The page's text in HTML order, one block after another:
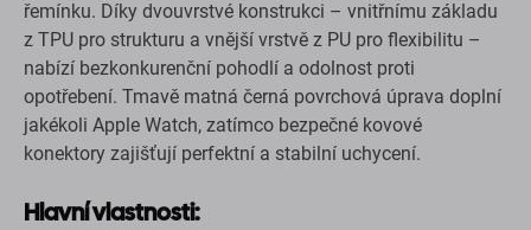
řemínku. Díky dvouvrstvé konstrukci – vnitřnímu základu
z TPU pro strukturu a vnější vrstvě z PU pro flexibilitu –
nabízí bezkonkurenční pohodlí a odolnost proti
opotřebení. Tmavě matná černá povrchová úprava doplní
jakékoli Apple Watch, zatímco bezpečné kovové
konektory zajišťují perfektní a stabilní uchycení.
Hlavní vlastnosti: